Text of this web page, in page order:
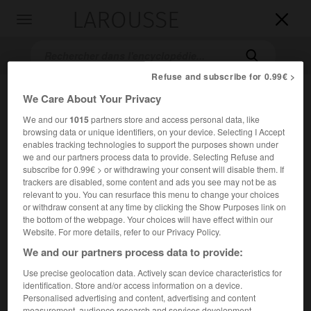


Accueil>Encyclopédie [musdico]>Blas Galindo Dimas
BlasGalindo Dimas
Cet article est extrait de l'ouvrage Larousse « Dictionnaire
de la musique ».
Compositeur mexicain (San Gabriel 1910 – Mexico 1993).
Refuse and subscribe for 0.99€ >
We Care About Your Privacy
We and our1015partners store and access personal data, like
browsing data or unique identifiers, on your device. Selecting I Accept
enables tracking technologies to support the purposes shown under
we and our partners process data to provide. Selecting Refuse and
subscribe for 0.99€ > or withdrawing your consent will disable them. If
trackers are disabled, some content and ads you see may not be as
relevant to you. You can resurface this menu to change your choices
or withdraw consent at any time by clicking the Show Purposes link on
the bottom of the webpage. Your choices will have effect within our
Website. For more details, refer to our Privacy Policy.
We and our partners process data to provide:
Use precise geolocation data. Actively scan device characteristics for
identification. Store and/or access information on a device.
Personalised advertising and content, advertising and content